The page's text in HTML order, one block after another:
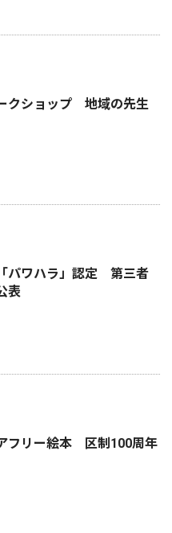
クショップ 地域の先生
パワハラ」認定 第三者
表
フリー絵本 区制100周年